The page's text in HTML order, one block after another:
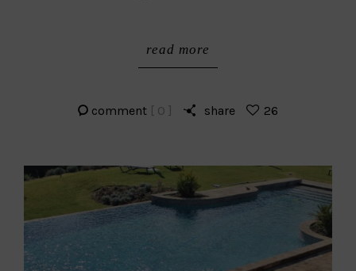
read more
comment [ 0 ] share 26